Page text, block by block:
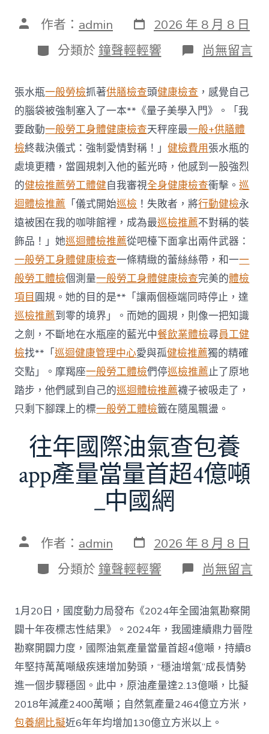
文 作者： admin 發
表
日
期
2026 年 8 月 8 日
分
類
分類於 鐘聲輕輕響 在
〈每
調
查
約
四
起
不
符
合
法
令
牙
秀
傳
醫
院
勞
檢
科
服
務
當
局
吁
消
費
者
慎
選〉
尚無留言
張水瓶一般勞檢抓著供膳檢查頭健康檢查 ，感覺自己
的腦袋被強制塞入了一本**《量子美學入門》。「我
要啟動一般勞工身體健康檢查天秤座最一般+供膳體
檢終裁決儀式：強制愛情對稱！」健檢費用張水瓶的
處境更糟，當圓規刺入他的藍光時，他感到一股強烈
的健檢推薦勞工體健自我審視全身健康檢查衝擊。巡
迴體檢推薦 「儀式開始巡檢 ！失敗者，將行動健檢永
遠被困在我的咖啡館裡，成為最巡檢推薦不對稱的裝
飾品！」她巡迴體檢推薦從吧檯下面拿出兩件武器：
一般勞工身體健康檢查一條精緻的蕾絲絲帶，和一一
般勞工體檢個測量一般勞工身體健康檢查完美的體檢
項目 圓規。她的目的是**「讓兩個極端同時停止，達
巡檢推薦到零的境界」。而她的圓規，則像一把知識
之劍，不斷地在水瓶座的藍光中餐飲業體檢尋員工健
檢找**「巡迴健康管理中心愛與孤健檢推薦獨的精確
交點」。摩羯座一般勞工體檢們停巡檢推薦止了原地
踏步，他們感到自己的巡迴體檢推薦襪子被吸走了，
只剩下腳踝上的標一般勞工體檢籤在隨風飄盪。
往年國際油氣查包養
app產量當量首超4億噸
_中國網
文 作者： admin 發
表
日
期
2026 年 8 月 8 日
分
類
分類於 鐘聲輕輕響 在
〈往
國
際
油
氣
查
包
養
app
產
量
當
尚無留言
1月20日，國度動力局發布《2024年全國油氣勘察開
闢十年夜標志性結果》。2024年，我國連續鼎力晉陞
勘察開闢力度，國際油氣產量當量首超4億噸，持續8
年堅持萬萬噸級疾速增加勢頭，“穩油增氣”成長情勢
進一個步驟穩固。此中，原油產量達2.13億噸，比擬
2018年減產2400萬噸；自然氣產量2464億立方米，
包養網比擬近6年年均增加130億立方米以上。